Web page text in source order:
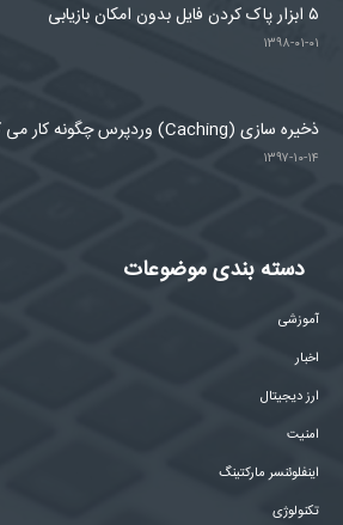
۵ ابزار پاک کردن فایل بدون امکان بازیابی
۱۳۹۸-۰۱-۰۱
ذخیره سازی (Caching) وردپرس چگونه کار می کند
۱۳۹۷-۱۰-۱۴
دسته بندی موضوعات
آموزشی
اخبار
ارز دیجیتال
امنیت
اینفلوئنسر مارکتینگ
تکنولوژی